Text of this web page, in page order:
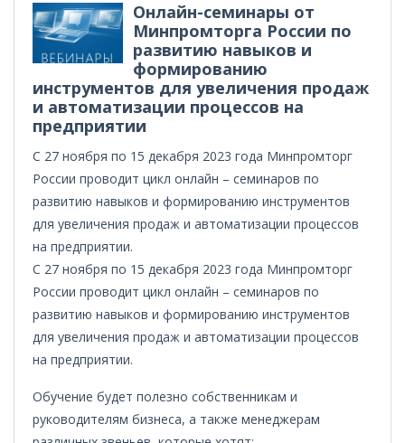
Онлайн-семинары от
Минпромторга России по
развитию навыков и
формированию
инструментов для увеличения продаж
и автоматизации процессов на
предприятии
С 27 ноября по 15 декабря 2023 года Минпромторг
России проводит цикл онлайн – семинаров по
развитию навыков и формированию инструментов
для увеличения продаж и автоматизации процессов
на предприятии.
С 27 ноября по 15 декабря 2023 года Минпромторг
России проводит цикл онлайн – семинаров по
развитию навыков и формированию инструментов
для увеличения продаж и автоматизации процессов
на предприятии.
Обучение будет полезно собственникам и
руководителям бизнеса, а также менеджерам